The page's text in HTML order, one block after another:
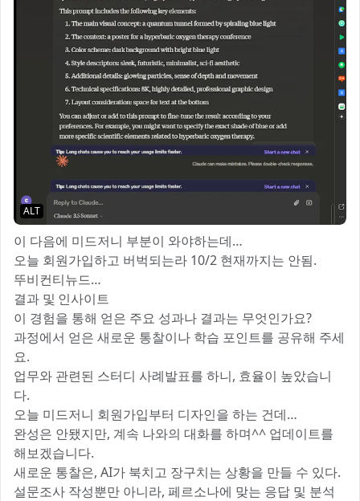
ALT
이 다음에 미드저니 부분이 와야하는데…
오늘 회원가입하고 버벅되는라 10/2 현재까지는 안됨.
뚜비컨티뉴드…
결과 및 인사이트
‎이 경험을 통해 얻은 주요 성과나 결과는 무엇인가요?
과정에서 얻은 새로운 통찰이나 학습 포인트를 공유해 주세
요.
업무와 관련된 스터디 사례발표를 하니, 효율이 높았습니
다.
오늘 미드저니 회원가입부터 디자인을 하는 건데…
완성은 안됐지만, 계속 나와의 대화를 하며^^ 업데이트를
해보겠습니다.
새로운 통찰은, AI가 북치고 장구치는 상황을 만들 수 있다.
설문조사 작성뿐만 아니라, 페르소나에 맞는 응답 및 분석